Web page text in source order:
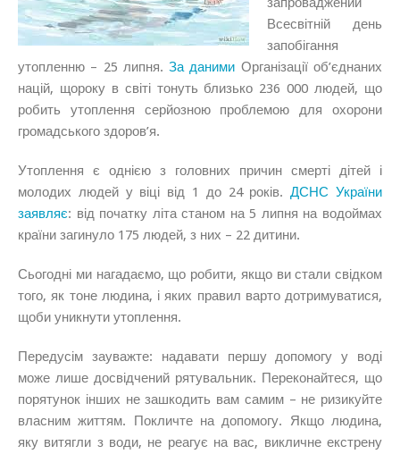
Всесвітній день
запобігання
утопленню – 25 липня.За даними Організації об’єднаних
націй, щороку в світі тонуть близько 236 000 людей, що
робить утоплення серйозною проблемою для охорони
громадського здоров’я.
Утоплення є однією з головних причин смерті дітей і
молодих людей у віці від 1 до 24 років.ДСНС України
заявляє: від початку літа станом на 5 липня на водоймах
країни загинуло 175 людей, з них – 22 дитини.
Сьогодні ми нагадаємо, що робити, якщо ви стали свідком
того, як тоне людина, і яких правил варто дотримуватися,
щоби уникнути утоплення.
Передусім зауважте: надавати першу допомогу у воді
може лише досвідчений рятувальник. Переконайтеся, що
порятунок інших не зашкодить вам самим – не ризикуйте
власним життям. Покличте на допомогу. Якщо людина,
яку витягли з води, не реагує на вас, викличне екстрену